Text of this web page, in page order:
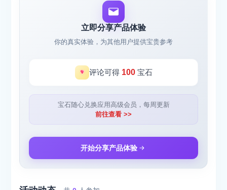
立即分享产品体验
你的真实体验，为其他用户提供宝贵参考
评论可得 100宝石
宝石随心兑换应用高级会员，每周更新
前往查看 >>
开始分享产品体验